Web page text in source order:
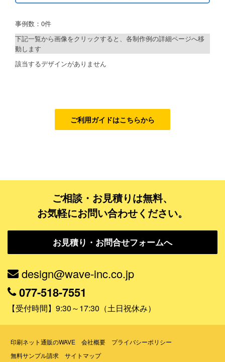
資料をダウンロード
ご利用規約
制作プランで探す
シルバーコース
ジャンルで探す
飲食店・カフェ
学校・塾・習い事
コンサート・ライブ・演劇
事例数：0件
下記一覧から画像をクリックすると、各制作例の詳細ページへ移
動します
該当するデザインがありません
ご利用ガイドはこちらから
ご相談・お見積りは無料、
お気軽にお問い合わせください。
お見積り・お問合せフォームへ
design@wave-inc.co.jp
077-518-7551
【受付時間】9:30～17:30（土日祝休み）
印刷ネット通販のWAVE 会社概要
プライバシーポリシー
無料サンプル請求
サイトマップ